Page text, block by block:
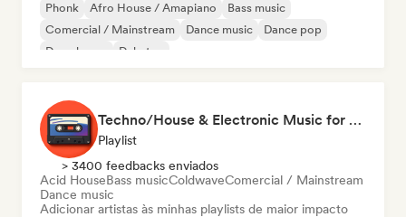
Phonk Afro House / Amapiano
Bass music
Comercial / Mainstream
Dance music
Dance pop
Deep house
Dubstep
Techno/House & Electronic Music for Svea Playlists
Playlist
> 3400 feedbacks enviados
Acid HouseBass musicColdwaveComercial / Mainstream
Dance music
Adicionar artistas às minhas playlists de maior impacto